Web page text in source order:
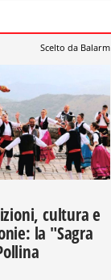
Scelto da Balarm
cultura e
la "Sagra